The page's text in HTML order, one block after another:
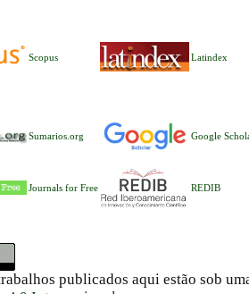
Scopus Latindex
Sumarios.org Google
Journals for Free REDIB
publicados aqui estão sob